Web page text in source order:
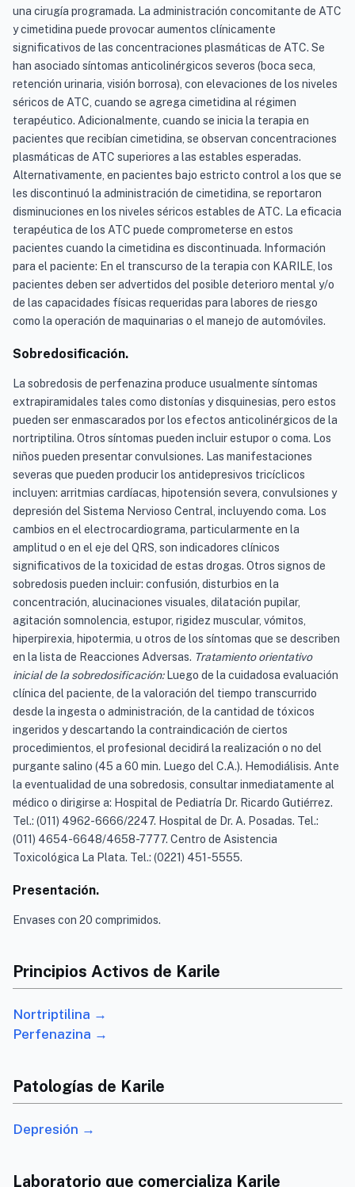
una cirugía programada. La administración concomitante de ATC
y cimetidina puede provocar aumentos clínicamente
significativos de las concentraciones plasmáticas de ATC. Se
han asociado síntomas anticolinérgicos severos (boca seca,
retención urinaria, visión borrosa), con elevaciones de los niveles
séricos de ATC, cuando se agrega cimetidina al régimen
terapéutico. Adicionalmente, cuando se inicia la terapia en
pacientes que recibían cimetidina, se observan concentraciones
plasmáticas de ATC superiores a las estables esperadas.
Alternativamente, en pacientes bajo estricto control a los que se
les discontinuó la administración de cimetidina, se reportaron
disminuciones en los niveles séricos estables de ATC. La eficacia
terapéutica de los ATC puede comprometerse en estos
pacientes cuando la cimetidina es discontinuada. Información
para el paciente: En el transcurso de la terapia con KARILE, los
pacientes deben ser advertidos del posible deterioro mental y/o
de las capacidades físicas requeridas para labores de riesgo
como la operación de maquinarias o el manejo de automóviles.
Sobredosificación.
La sobredosis de perfenazina produce usualmente síntomas
extrapiramidales tales como distonías y disquinesias, pero estos
pueden ser enmascarados por los efectos anticolinérgicos de la
nortriptilina. Otros síntomas pueden incluir estupor o coma. Los
niños pueden presentar convulsiones. Las manifestaciones
severas que pueden producir los antidepresivos tricíclicos
incluyen: arritmias cardíacas, hipotensión severa, convulsiones y
depresión del Sistema Nervioso Central, incluyendo coma. Los
cambios en el electrocardiograma, particularmente en la
amplitud o en el eje del QRS, son indicadores clínicos
significativos de la toxicidad de estas drogas. Otros signos de
sobredosis pueden incluir: confusión, disturbios en la
concentración, alucinaciones visuales, dilatación pupilar,
agitación somnolencia, estupor, rigidez muscular, vómitos,
hiperpirexia, hipotermia, u otros de los síntomas que se describen
en la lista de Reacciones Adversas. Tratamiento orientativo
inicial de la sobredosificación:Luego de la cuidadosa evaluación
clínica del paciente, de la valoración del tiempo transcurrido
desde la ingesta o administración, de la cantidad de tóxicos
ingeridos y descartando la contraindicación de ciertos
procedimientos, el profesional decidirá la realización o no del
purgante salino (45 a 60 min. Luego del C.A.). Hemodiálisis. Ante
la eventualidad de una sobredosis, consultar inmediatamente al
médico o dirigirse a: Hospital de Pediatría Dr. Ricardo Gutiérrez.
Tel.: (011) 4962-6666/2247. Hospital de Dr. A. Posadas. Tel.:
(011) 4654-6648/4658-7777. Centro de Asistencia
Toxicológica La Plata. Tel.: (0221) 451-5555.
Presentación.
Envases con 20 comprimidos.
Principios Activos de Karile
Nortriptilina →
Perfenazina →
Patologías de Karile
Depresión →
Laboratorio que comercializa Karile